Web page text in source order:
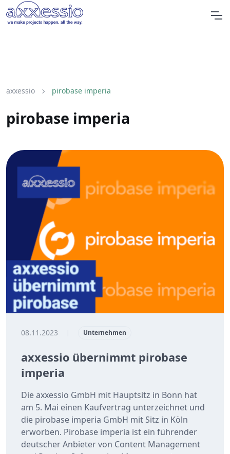
axxessio pirobase imperia
pirobase imperia
08.11.2023 Unternehmen
axxessio übernimmt pirobase
imperia
Die axxessio GmbH mit Hauptsitz in Bonn hat
am 5. Mai einen Kaufvertrag unterzeichnet und
die pirobase imperia GmbH mit Sitz in Köln
erworben. Pirobase imperia ist ein führender
deutscher Anbieter von Content Management